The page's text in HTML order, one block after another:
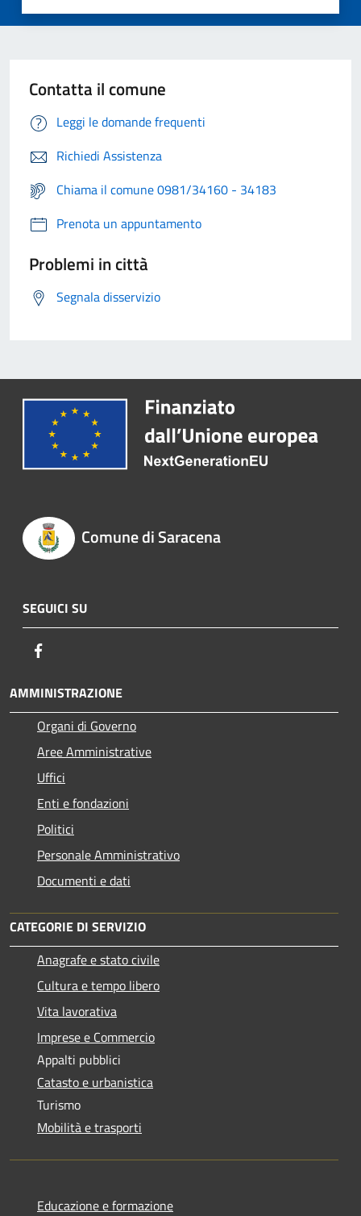
Contatta il comune
Leggi le domande frequenti
Richiedi Assistenza
Chiama il comune 0981/34160 - 34183
Prenota un appuntamento
Problemi in città
Segnala disservizio
Comune di Saracena
SEGUICI SU
AMMINISTRAZIONE
Organi di Governo
Aree Amministrative
Uffici
Enti e fondazioni
Politici
Personale Amministrativo
Documenti e dati
CATEGORIE DI SERVIZIO
Anagrafe e stato civile
Cultura e tempo libero
Vita lavorativa
Imprese e Commercio
Appalti pubblici
Catasto e urbanistica
Turismo
Mobilità e trasporti
Educazione e formazione